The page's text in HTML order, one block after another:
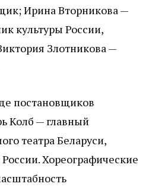
Ирина Вторникова —
культуры России,
Злотникова —
постановщиков
Колб — главный
театра Беларуси,
Хореографические